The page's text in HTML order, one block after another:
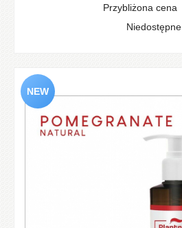
Przybliżona cena
Niedostępne